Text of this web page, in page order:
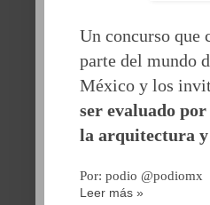
Un concurso que
parte del mundo
México y los
ser evaluado
la arquitectura
Por: podio @podiomx
Leer más »